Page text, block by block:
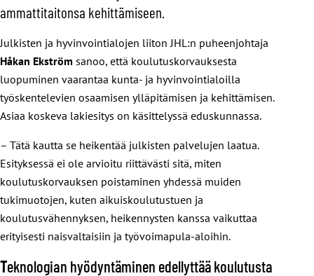
ammattitaitonsa kehittämiseen.
Julkisten ja hyvinvointialojen liiton JHL:n puheenjohtaja
Håkan Ekström sanoo, että koulutuskorvauksesta
luopuminen vaarantaa kunta- ja hyvinvointialoilla
työskentelevien osaamisen ylläpitämisen ja kehittämisen.
Asiaa koskeva lakiesitys on käsittelyssä eduskunnassa.
– Tätä kautta se heikentää julkisten palvelujen laatua.
Esityksessä ei ole arvioitu riittävästi sitä, miten
koulutuskorvauksen poistaminen yhdessä muiden
tukimuotojen, kuten aikuiskoulutustuen ja
koulutusvähennyksen, heikennysten kanssa vaikuttaa
erityisesti naisvaltaisiin ja työvoimapula-aloihin.
Teknologian hyödyntäminen edellyttää koulutusta